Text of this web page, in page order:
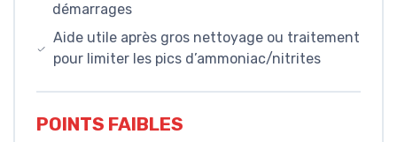
démarrages
Aide utile après gros nettoyage ou traitement
pour limiter les pics d’ammoniac/nitrites
POINTS FAIBLES